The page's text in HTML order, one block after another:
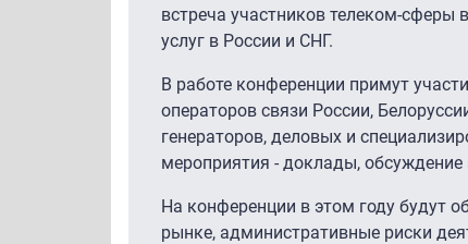
встреча участников телеком-
услуг в России и СНГ.
В работе конференции примут
операторов связи России,
генераторов, деловых и
мероприятия - доклады,
На конференции в этом году будут
рынке, административные риски